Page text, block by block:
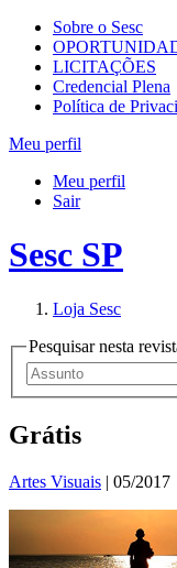
Sobre o Sesc
LICITAÇÕES
Credencial Plena
Política de
Meu perfil
Meu perfil
Sair
Sesc SP
Loja Sesc
Pesquisar nesta
Grátis
Artes Visuais | 05/2017